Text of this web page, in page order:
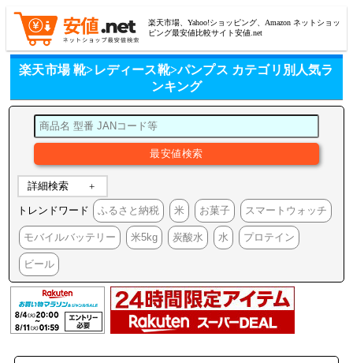
楽天市場、Yahoo!ショッピング、Amazon ネットショッ
ピング最安値比較サイト安値.net
楽天市場 靴>レディース靴>パンプス カテゴリ別人気ラ
ンキング
詳細検索
トレンドワード ふるさと納税 米 お菓子 スマートウォッチ
モバイルバッテリー 米5kg 炭酸水 水 プロテイン
ビール